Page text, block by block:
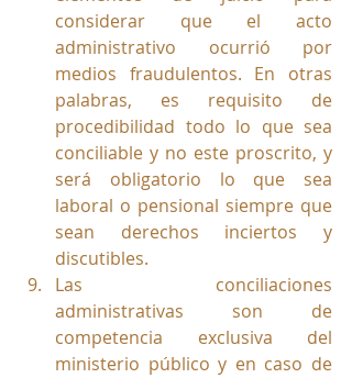
considerar que el acto
administrativo ocurrió por
medios fraudulentos. En otras
palabras, es requisito de
procedibilidad todo lo que sea
conciliable y no este proscrito, y
será obligatorio lo que sea
laboral o pensional siempre que
sean derechos inciertos y
discutibles.
Las conciliaciones
administrativas son de
competencia exclusiva del
ministerio público y en caso de